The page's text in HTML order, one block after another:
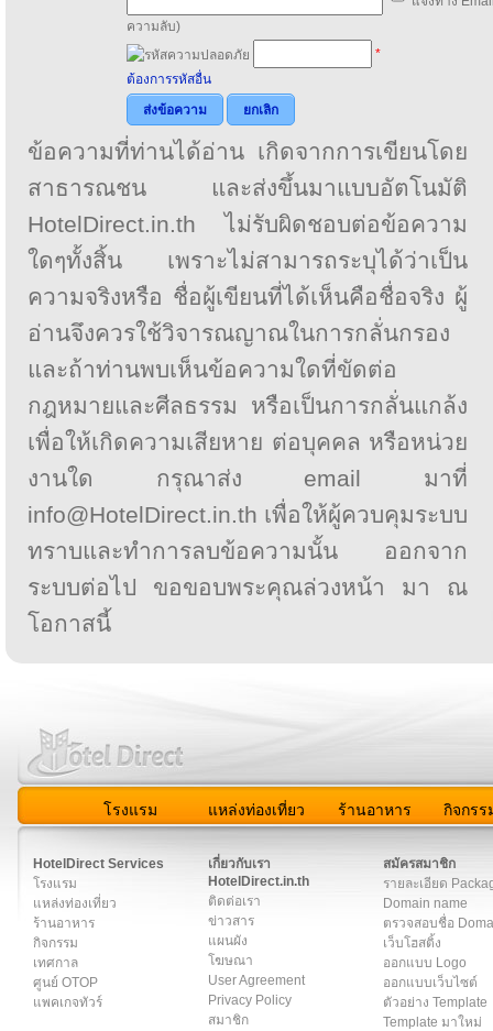
ความลับ)
*
ต้องการรหัสอื่น
ส่งข้อความ
ยกเลิก
ข้อความที่ท่านได้อ่าน เกิดจากการเขียนโดย
สาธารณชน และส่งขึ้นมาแบบอัตโนมัติ
HotelDirect.in.th ไม่รับผิดชอบต่อข้อความ
ใดๆทั้งสิ้น เพราะไม่สามารถระบุได้ว่าเป็น
ความจริงหรือ ชื่อผู้เขียนที่ได้เห็นคือชื่อจริง ผู้
อ่านจึงควรใช้วิจารณญาณในการกลั่นกรอง
และถ้าท่านพบเห็นข้อความใดที่ขัดต่อ
กฎหมายและศีลธรรม หรือเป็นการกลั่นแกล้ง
เพื่อให้เกิดความเสียหาย ต่อบุคคล หรือหน่วย
งานใด กรุณาส่ง email มาที่
info@HotelDirect.in.th เพื่อให้ผู้ควบคุมระบบ
ทราบและทำการลบข้อความนั้น ออกจาก
ระบบต่อไป ขอขอบพระคุณล่วงหน้า มา ณ
โอกาสนี้
โรงแรม แหล่งท่องเที่ยว ร้านอาหาร กิจกรร
HotelDirect Services
โรงแรม
แหล่งท่องเที่ยว
ร้านอาหาร
กิจกรรม
เทศกาล
ศูนย์ OTOP
แพคเกจทัวร์
เกี่ยวกับเรา
HotelDirect.in.th
ติดต่อเรา
ข่าวสาร
แผนผัง
โฆษณา
User Agreement
Privacy Policy
สมาชิก
สมัครสมาชิก
รายละเอียด
Domain name
ตรวจสอบชื่อ
เว็บโฮสติ้ง
ออกแบบ Logo
ออกแบบเว็บไซต์
ตัวอย่าง Template
Template มาใหม่